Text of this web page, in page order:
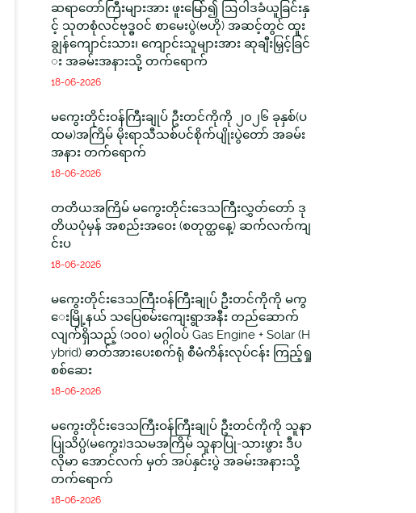
ဆရာတော်ကြီးများအား ဖူးမြော်၍ ဩဝါဒခံယူခြင်းနှ
င့် သုတစုံလင်ဗုဒ္ဓဝင် စာမေးပွဲ(ဗဟို) အဆင့်တွင် ထူး
ချွန်ကျောင်းသား၊ ကျောင်းသူများအား ဆုချီးမြှင့်ခြင်
း အခမ်းအနားသို့ တက်ရောက်
18-06-2026
မကွေးတိုင်းဝန်ကြီးချုပ် ဦးတင်ကိုကို ၂၀၂၆ ခုနှစ်(ပ
ထမ)အကြိမ် မိုးရာသီသစ်ပင်စိုက်ပျိုးပွဲတော် အခမ်း
အနား တက်ရောက်
18-06-2026
တတိယအကြိမ် မကွေးတိုင်းဒေသကြီးလွှတ်တော် ဒု
တိယပုံမှန် အစည်းအဝေး (စတုတ္ထနေ့) ဆက်လက်ကျ
င်းပ
18-06-2026
မကွေးတိုင်းဒေသကြီးဝန်ကြီးချုပ် ဦးတင်ကိုကို မကွ
ေးမြို့နယ် သပြေစမ်းကျေးရွာအနီး တည်ဆောက်
လျက်ရှိသည့် (၁၀၀) မဂ္ဂါဝပ် Gas Engine + Solar (H
ybrid) ဓာတ်အားပေးစက်ရုံ စီမံကိန်းလုပ်ငန်း ကြည့်ရှု
စစ်ဆေး
18-06-2026
မကွေးတိုင်းဒေသကြီးဝန်ကြီးချုပ် ဦးတင်ကိုကို သူနာ
ပြုသိပ္ပံ(မကွေး)ဒသမအကြိမ် သူနာပြု-သားဖွား ဒီပ
လိုမာ အောင်လက် မှတ် အပ်နှင်းပွဲ အခမ်းအနားသို့
တက်ရောက်
18-06-2026